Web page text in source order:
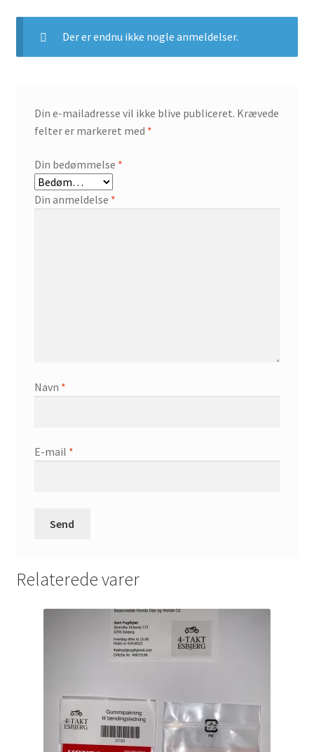
Der er endnu ikke nogle anmeldelser.
Din e-mailadresse vil ikke blive publiceret. Krævede
felter er markeret med *
Din bedømmelse *
Din anmeldelse *
Navn *
E-mail *
Relaterede varer